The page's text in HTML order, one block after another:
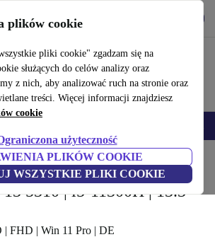
plików cookie
pliki cookie" zgadzam się na
służących do celów analizy oraz
z nich, aby analizować ruch na stronie oraz
treści. Więcej informacji znajdziesz
cookie
użyteczność
PLIKÓW COOKIE
WSZYSTKIE PLIKI COOKIE
szybko i łatwo
Laptopy Laptopy Dell
5310 | i5-11300H | 13.3-
| FHD | Win 11 Pro | DE